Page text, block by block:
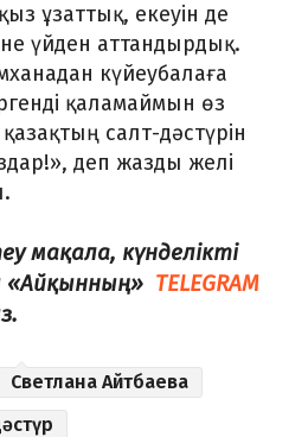
ұзаттық, екеуін де
үйден аттандырдық.
күйеубалаға
қаламаймын өз
салт-дәстүрін
деп жазды желі
мақала, күнделікті
«Айқынның» TELEGRAM
Светлана Айтбаева